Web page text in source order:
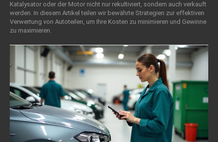
Katalysator oder der Motor nicht nur rekultiviert, sondern auch verkauft
werden. In diesem Artikel teilen wir bewährte Strategien zur effektiven
Verwertung von Autoteilen, um Ihre Kosten zu minimieren und Gewinne
zu maximieren.